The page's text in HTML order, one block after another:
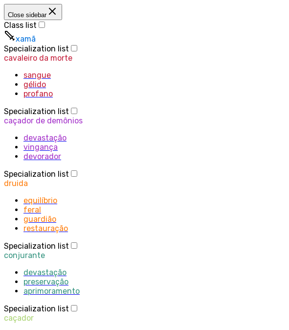
Close sidebar
Class list
xamã
Specialization list
cavaleiro da morte
sangue
gélido
profano
Specialization list
caçador de demônios
devastação
vingança
devorador
Specialization list
druida
equilíbrio
feral
guardião
restauração
Specialization list
conjurante
devastação
preservação
aprimoramento
Specialization list
caçador